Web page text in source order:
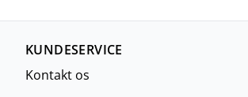
KUNDESERVICE
Kontakt os